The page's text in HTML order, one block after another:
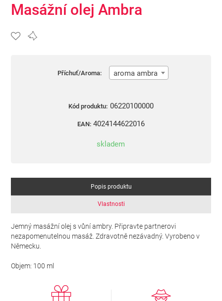
Masážní olej Ambra
Příchuť/Aroma: aroma ambra
Kód produktu: 06220100000
EAN: 4024144622016
skladem
Popis produktu
Vlastnosti
Jemný masážní olej s vůní ambry. Připravte partnerovi
nezapomenutelnou masáž. Zdravotně nezávadný. Vyrobeno v
Německu.
Objem: 100 ml